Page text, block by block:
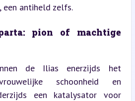
een antiheld zelfs.
pion of machtige
de Ilias enerzijds het
schoonheid en
een katalysator voor